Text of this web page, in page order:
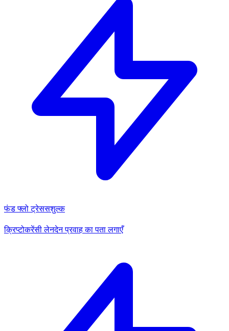
फंड फ्लो ट्रेससशुल्क
क्रिप्टोकरेंसी लेनदेन प्रवाह का पता लगाएँ